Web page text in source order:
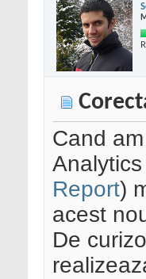
Cand
Report)
acest
De